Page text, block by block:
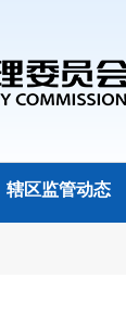
辖区监管动态